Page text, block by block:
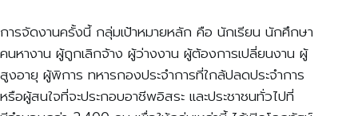
การจัดงานครั้งนี้ กลุ่มเป้าหมายหลัก คือ นักเรียน นักศึกษา
คนหางาน ผู้ถูกเลิกจ้าง ผู้ว่างงาน ผู้ต้องการเปลี่ยนงาน ผู้
สูงอายุ ผู้พิการ ทหารกองประจำการที่ใกล้ปลดประจำการ
หรือผู้สนใจที่จะประกอบอาชีพอิสระ และประชาชนทั่วไปที่